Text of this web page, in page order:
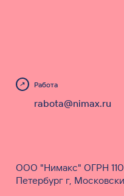
Работа
rabota@nimax.ru
ООО "Нимакс" ОГРН
Петербург г,